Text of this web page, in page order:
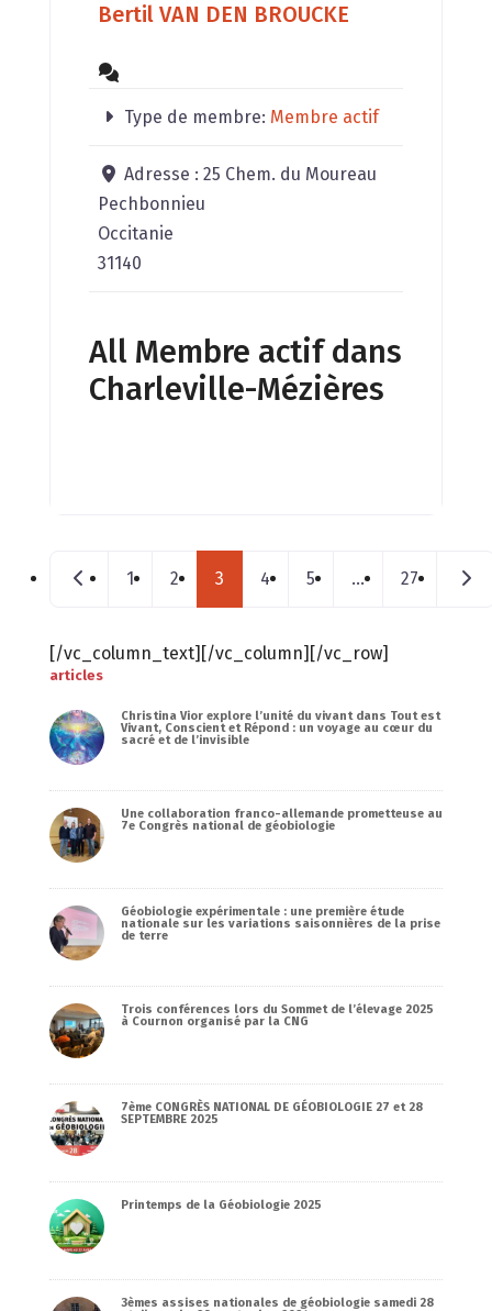
Bertil VAN DEN BROUCKE
Type de membre: Membre actif
Adresse :25 Chem. du Moureau
Pechbonnieu
Occitanie
31140
All Membre actif dans
Charleville-Mézières
Posts navigation
Nouveaux postes
1 2 3 4 5 … 27
[/vc_column_text][/vc_column][/vc_row]
articles
Christina Vior explore l’unité du vivant dans Tout est
Vivant, Conscient et Répond : un voyage au cœur du
sacré et de l’invisible
Une collaboration franco-allemande prometteuse au
7e Congrès national de géobiologie
Géobiologie expérimentale : une première étude
nationale sur les variations saisonnières de la prise
de terre
Trois conférences lors du Sommet de l’élevage 2025
à Cournon organisé par la CNG
7ème CONGRÈS NATIONAL DE GÉOBIOLOGIE 27 et 28
SEPTEMBRE 2025
Printemps de la Géobiologie 2025
3èmes assises nationales de géobiologie samedi 28